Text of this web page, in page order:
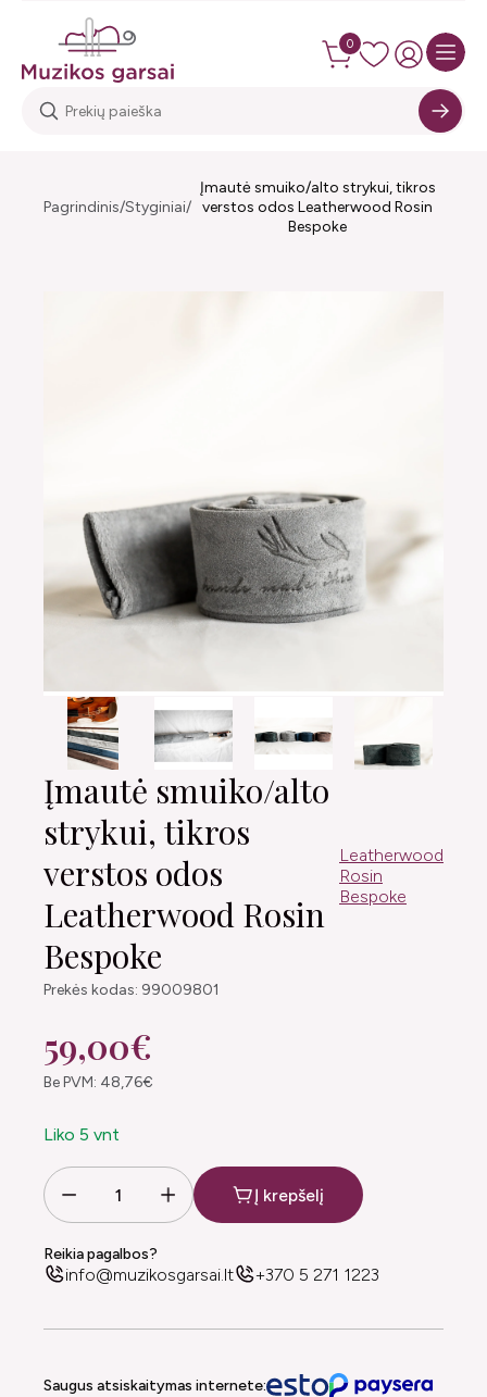
0
Pagrindinis Styginiai
Įmautė smuiko/alto strykui, tikros
verstos odos Leatherwood Rosin
Bespoke
Įmautė smuiko/alto
strykui, tikros
verstos odos
Leatherwood Rosin
Bespoke
Leatherwood
Rosin
Bespoke
Prekės kodas: 99009801
59,00€
Be PVM: 48,76€
Liko 5 vnt
Į krepšelį
Reikia pagalbos?
info@muzikosgarsai.lt +370 5 271 1223
Saugus atsiskaitymas internete: